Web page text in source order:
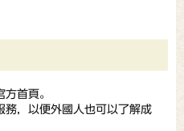
首頁。
務，以便外國人也可以了解成